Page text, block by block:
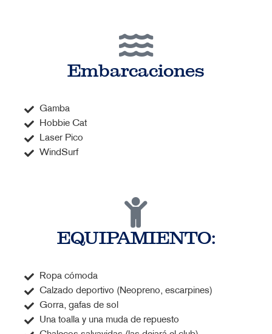
Embarcaciones
Gamba
Hobbie Cat
Laser Pico
WindSurf
EQUIPAMIENTO:
Ropa cómoda
Calzado deportivo (Neopreno, escarpines)
Gorra, gafas de sol
Una toalla y una muda de repuesto